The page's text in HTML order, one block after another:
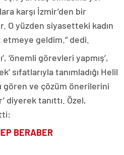
karşı İzmir’den bir
O yüzden siyasetteki kadın
geldim.” dedi.
‘önemli görevleri yapmış’,
sıfatlarıyla tanımladığı Helil
gören ve çözüm önerilerini
diyerek tanıttı. Özel,
BERABER